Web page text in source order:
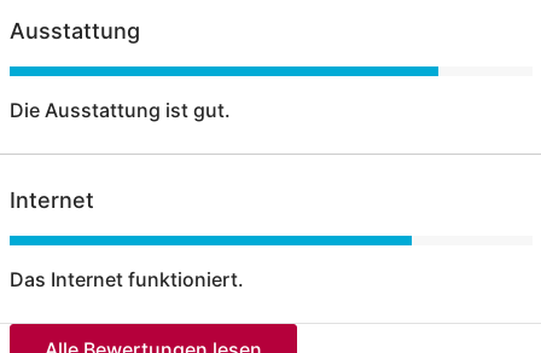
Ausstattung
Die Ausstattung ist gut.
Internet
Das Internet funktioniert.